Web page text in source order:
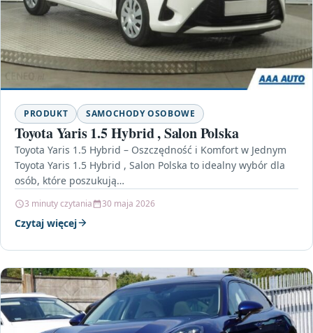
PRODUKT SAMOCHODY OSOBOWE
Toyota Yaris 1.5 Hybrid , Salon Polska
Toyota Yaris 1.5 Hybrid – Oszczędność i Komfort w Jednym
Toyota Yaris 1.5 Hybrid , Salon Polska to idealny wybór dla
osób, które poszukują…
3 minuty czytania 30 maja 2026
Czytaj więcej